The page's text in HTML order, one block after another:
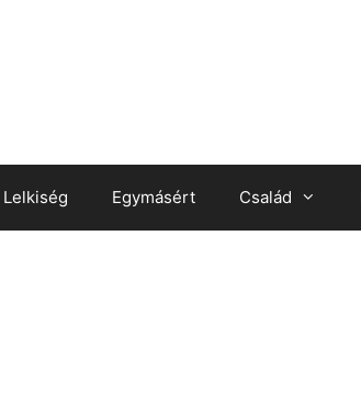
Lelkiség Egymásért Család